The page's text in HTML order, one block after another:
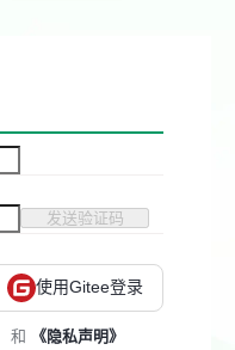
发送验证码
使用Gitee登录
和 《隐私声明》